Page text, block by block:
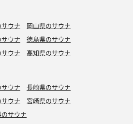
ウナ
岡山県のサウナ
ウナ
徳島県のサウナ
ウナ 高知県のサウナ
ウナ
長崎県のサウナ
ウナ
宮崎県のサウナ
サウナ